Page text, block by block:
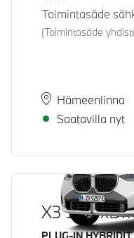
Toimintasäde
(Toimintasäde
Paikkakunta
Hämeenlinna
Toimitusaika
Saatavilla nyt
X3 30e